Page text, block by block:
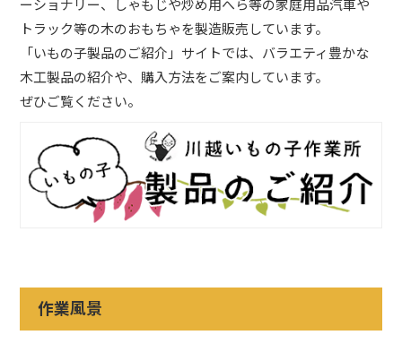
お問い合わせ
ーショナリー、しゃもじや炒め用へら等の家庭用品汽車や
トラック等の木のおもちゃを製造販売しています。
「いもの子製品のご紹介」サイトでは、バラエティ豊かな
木工製品の紹介や、購入方法をご案内しています。
ぜひご覧ください。
作業風景